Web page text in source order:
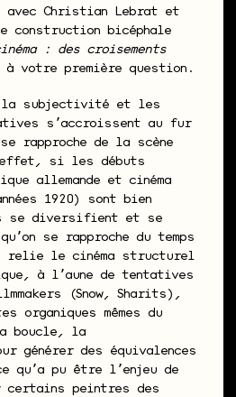
Christian Lebrat et
construction bicéphale
: des croisements
à votre première question.
la subjectivité et les
sʼaccroissent au fur
rapproche de la scène
effet, si les débuts
allemande et cinéma
1920) sont bien
se diversifient et se
se rapproche du temps
relie le cinéma structurel
à lʼaune de tentatives
(Snow, Sharits),
organiques mêmes du
boucle, la
générer des équivalences
quʼa pu être lʼenjeu de
certains peintres des